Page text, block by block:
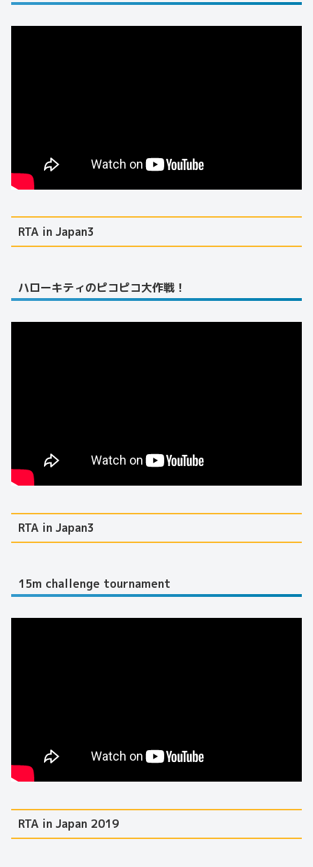
RTA in Japan3
ハローキティのピコピコ大作戦！
RTA in Japan3
15m challenge tournament
RTA in Japan 2019